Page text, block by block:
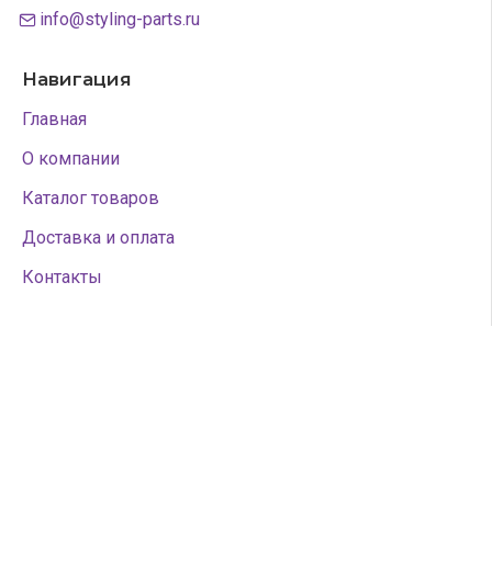
info@styling-parts.ru
Навигация
Главная
О компании
Каталог товаров
Доставка и оплата
Контакты